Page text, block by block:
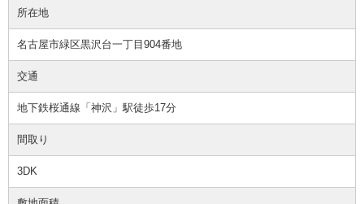
所在地
名古屋市緑区黒沢台一丁目904番地
交通
地下鉄桜通線「神沢」駅徒歩17分
間取り
3DK